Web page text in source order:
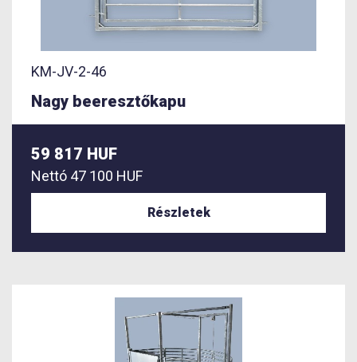
KM-JV-2-46
Nagy beeresztőkapu
59 817 HUF
Nettó 47 100 HUF
Részletek